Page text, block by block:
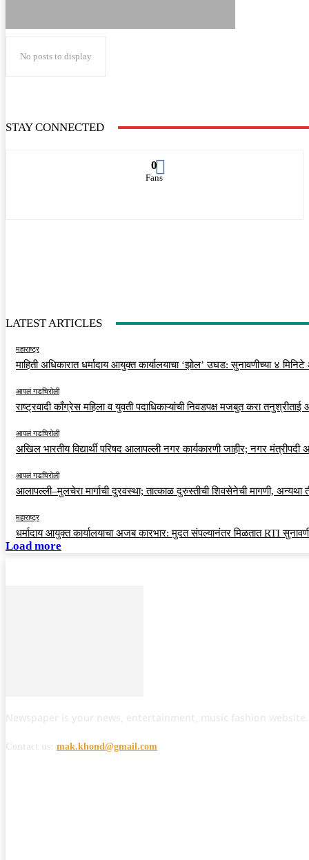
No posts to display
STAY CONNECTED
0
Fans
LATEST ARTICLES
महाराष्ट्र
माहिती अधिकारात धर्मादाय आयुक्त कार्यालयाचा ‘झोल’ उघड: सुनावणीच्या ४
आपलं गडचिरोली
राष्ट्रवादी काँग्रेस महिला व युवती पदाधिकाऱ्यांची निवडपक्ष मजबुत करा
आपलं गडचिरोली
अखिल भारतीय विद्यार्थी परिषद आलापल्ली नगर कार्यकारणी जाहीर; नगर
आपलं गडचिरोली
आलापल्ली–मुलचेरा मार्गाची दुरवस्था; तात्काळ दुरुस्तीची शिवसेनेची मागणी, अन्यथा
महाराष्ट्र
धर्मादाय आयुक्त कार्यालयाचा अजब कारभार: मुदत संपल्यानंतर मिळतात RTI
Load more
mak.khond@gmail.com